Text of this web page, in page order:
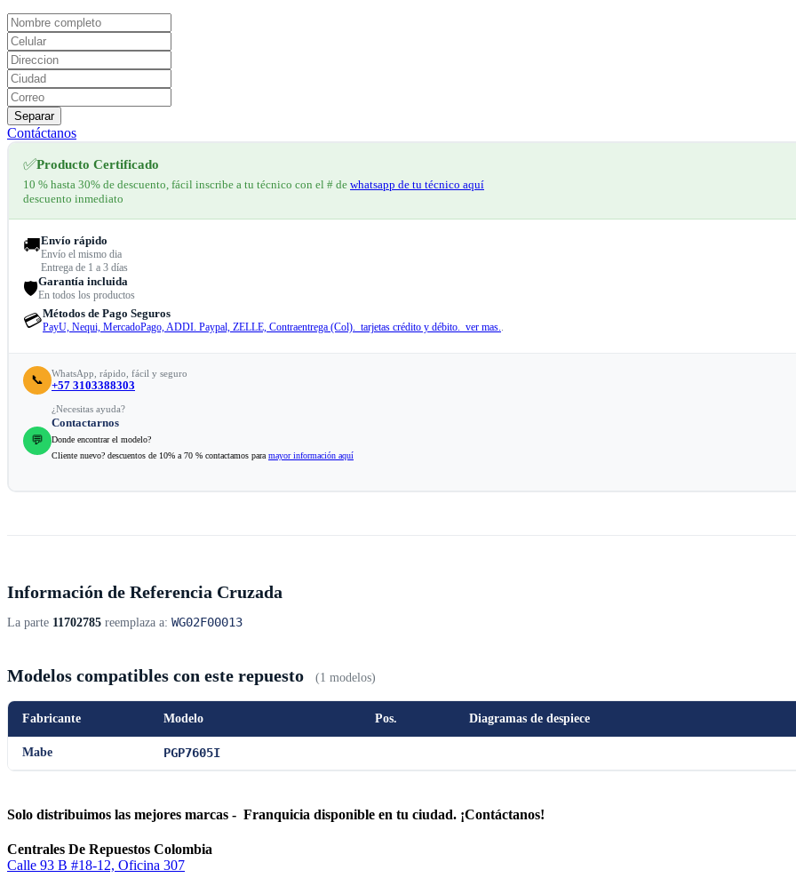
Separar
Contáctanos
✅Producto Certificado
10 % hasta 30% de descuento, fácil inscribe a tu técnico con el # de whatsapp de tu técnico aquí
descuento inmediato
🚚Envío rápido
Envío el mismo dia
Entrega de 1 a 3 días
🛡️Garantía incluida
En todos los productos
💳Métodos de Pago Seguros
PayU, Nequi, MercadoPago, ADDI. Paypal, ZELLE, Contraentrega (Col). tarjetas crédito y débito. ver mas..
📞 WhatsApp, rápido, fácil y seguro
+57 3103388303
💬
¿Necesitas ayuda?
Contactarnos
Donde encontrar el modelo?
Cliente nuevo? descuentos de 10% a 70 % contactamos para mayor información aquí
Información de Referencia Cruzada
La parte 11702785 reemplaza a: WG02F00013
Modelos compatibles con este repuesto (1 modelos)
Fabricante Modelo Pos. Diagramas de despiece
Mabe PGP7605I
Solo distribuimos las mejores marcas - Franquicia disponible en tu ciudad. ¡Contáctanos!
Centrales De Repuestos Colombia
Calle 93 B #18-12, Oficina 307